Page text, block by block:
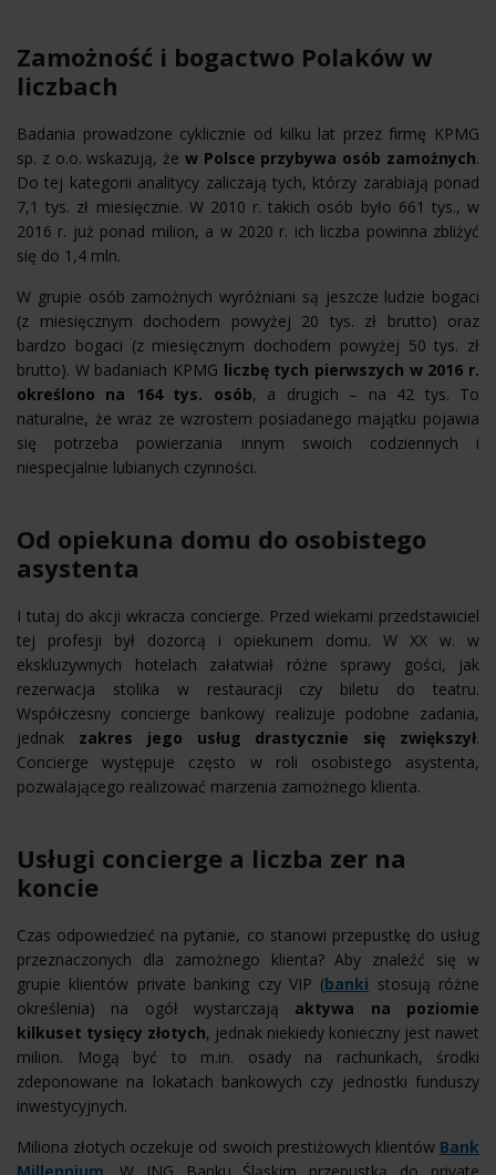
Zamożność i bogactwo Polaków w
liczbach
Badania prowadzone cyklicznie od kilku lat przez firmę KPMG
sp. z o.o. wskazują, że w Polsce przybywa osób zamożnych.
Do tej kategorii analitycy zaliczają tych, którzy zarabiają ponad
7,1 tys. zł miesięcznie. W 2010 r. takich osób było 661 tys., w
2016 r. już ponad milion, a w 2020 r. ich liczba powinna zbliżyć
się do 1,4 mln.
W grupie osób zamożnych wyróżniani są jeszcze ludzie bogaci
(z miesięcznym dochodem powyżej 20 tys. zł brutto) oraz
bardzo bogaci (z miesięcznym dochodem powyżej 50 tys. zł
brutto). W badaniach KPMG liczbę tych pierwszych w 2016 r.
określono na 164 tys. osób, a drugich – na 42 tys. To
naturalne, że wraz ze wzrostem posiadanego majątku pojawia
się potrzeba powierzania innym swoich codziennych i
niespecjalnie lubianych czynności.
Od opiekuna domu do osobistego
asystenta
I tutaj do akcji wkracza concierge. Przed wiekami przedstawiciel
tej profesji był dozorcą i opiekunem domu. W XX w. w
ekskluzywnych hotelach załatwiał różne sprawy gości, jak
rezerwacja stolika w restauracji czy biletu do teatru.
Współczesny concierge bankowy realizuje podobne zadania,
jednak zakres jego usług drastycznie się zwiększył.
Concierge występuje często w roli osobistego asystenta,
pozwalającego realizować marzenia zamożnego klienta.
Usługi concierge a liczba zer na
koncie
Czas odpowiedzieć na pytanie, co stanowi przepustkę do usług
przeznaczonych dla zamożnego klienta? Aby znaleźć się w
grupie klientów private banking czy VIP (banki stosują różne
określenia) na ogół wystarczają aktywa na poziomie
kilkuset tysięcy złotych, jednak niekiedy konieczny jest nawet
milion. Mogą być to m.in. osady na rachunkach, środki
zdeponowane na lokatach bankowych czy jednostki funduszy
inwestycyjnych.
Miliona złotych oczekuje od swoich prestiżowych klientów Bank
Millennium . W ING Banku Śląskim przepustką do private